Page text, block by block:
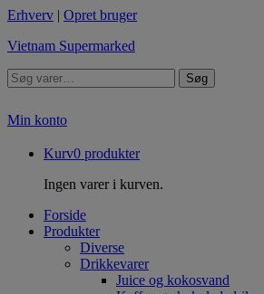
Erhverv | Opret bruger
Vietnam Supermarked
Søg
Min konto
Kurv0 produkter
Ingen varer i kurven.
Forside
Produkter
Diverse
Drikkevarer
Juice og kokosvand